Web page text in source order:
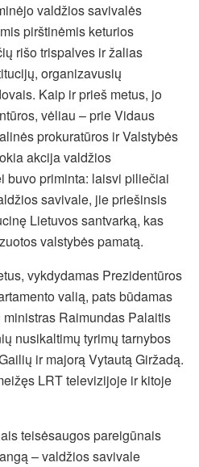
valdžios savivalės
pirštinėmis keturios
rišo trispalves ir žalias
organizavusių
Kaip ir prieš metus, jo
vėliau – prie Vidaus
prokuratūros ir Valstybės
akcija valdžios
buvo priminta: laisvi piliečiai
savivale, jie priešinsis
Lietuvos santvarką, kas
valstybės pamatą.
vykdydamas Prezidentūros
valią, pats būdamas
ministras Raimundas Palaitis
nusikaltimų tyrimų tarnybos
ir majorą Vytautą Giržadą.
LRT televizijoje ir kitoje
teisėsaugos pareigūnais
– valdžios savivale